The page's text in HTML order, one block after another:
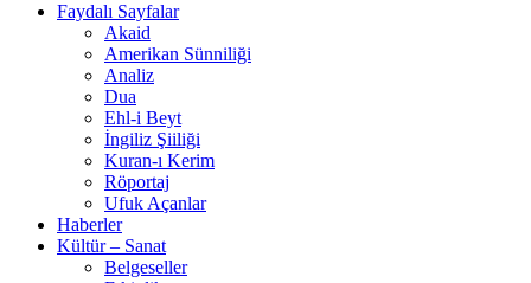
Faydalı Sayfalar
Akaid
Amerikan Sünniliği
Analiz
Dua
Ehl-i Beyt
İngiliz Şiiliği
Kuran-ı Kerim
Röportaj
Ufuk Açanlar
Haberler
Kültür – Sanat
Belgeseller